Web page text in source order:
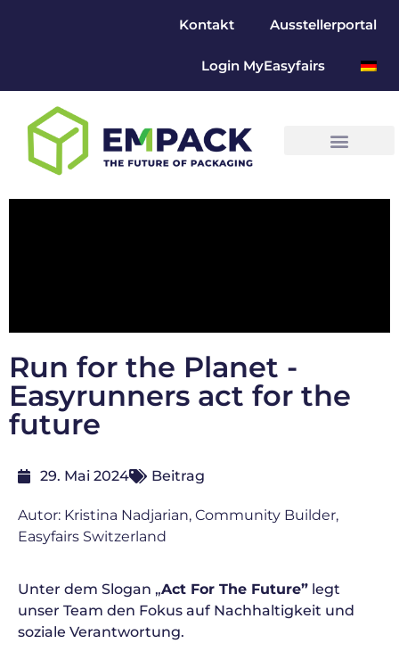
Kontakt Ausstellerportal
Login MyEasyfairs
Run for the Planet -
Easyrunners act for the
future
29. Mai 2024 Beitrag
Autor: Kristina Nadjarian, Community Builder,
Easyfairs Switzerland
Unter dem Slogan „Act For The Future” legt
unser Team den Fokus auf Nachhaltigkeit und
soziale Verantwortung.